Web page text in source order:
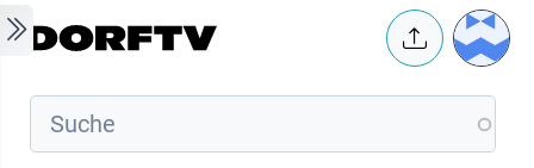
Skip to main content User